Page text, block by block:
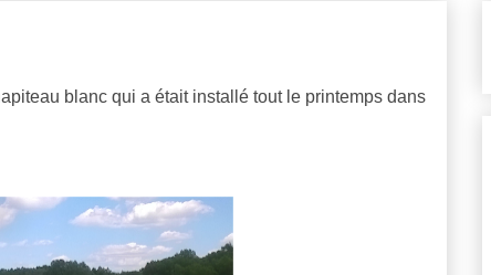
blanc qui a était installé tout le printemps dans